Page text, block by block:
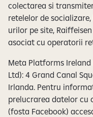
colectarea si
retelelor de
urilor pe site,
asociat cu operatorii
Meta Platforms
Ltd): 4 Grand Canal
Irlanda. Pentru
prelucrarea datelor cu
(fosta Facebook)